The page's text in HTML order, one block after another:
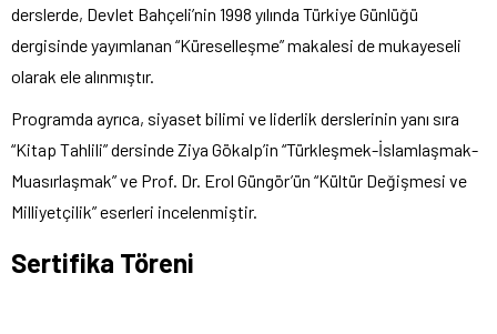
derslerde, Devlet Bahçeli’nin 1998 yılında Türkiye Günlüğü
dergisinde yayımlanan “Küreselleşme” makalesi de mukayeseli
olarak ele alınmıştır.
Programda ayrıca, siyaset bilimi ve liderlik derslerinin yanı sıra
“Kitap Tahlili” dersinde Ziya Gökalp’in “Türkleşmek-İslamlaşmak-
Muasırlaşmak” ve Prof. Dr. Erol Güngör’ün “Kültür Değişmesi ve
Milliyetçilik” eserleri incelenmiştir.
Sertifika Töreni